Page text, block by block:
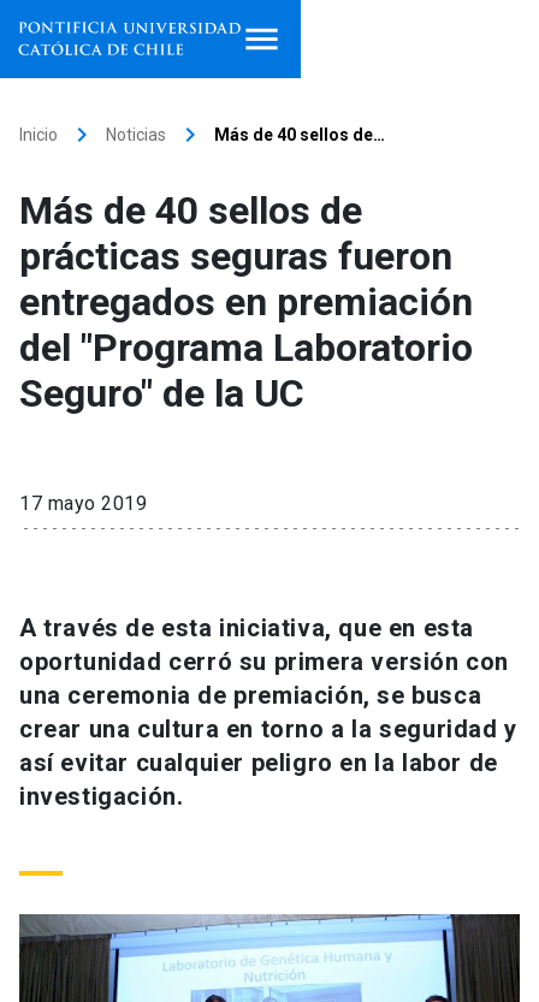
Facultades, escuelas e
institutos
Investigación
Internacionalización launch
Vinculación
Información para keyboard_arrow_down
Futuros estudiantes
Estudiantes
Académicos
Alumni
Padres y familia
Go to english site launch
ACCESOS DIRECTOS
Admisión
Mi Portal UC launch
Inicio keyboard_arrow_right Noticias keyboard_arrow_right Más de 40 sellos de…
Más de 40 sellos de
prácticas seguras fueron
entregados en premiación
del "Programa Laboratorio
Seguro" de la UC
17 mayo 2019
A través de esta iniciativa, que en esta
oportunidad cerró su primera versión con
una ceremonia de premiación, se busca
crear una cultura en torno a la seguridad y
así evitar cualquier peligro en la labor de
investigación.